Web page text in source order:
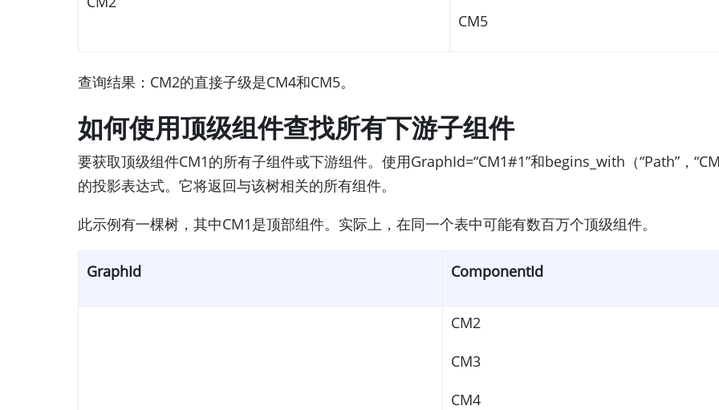
CM5
查询结果：CM2的直接子级是CM4和CM5。
如何使用顶级组件查找所有下游子组件
要获取顶级组件CM1的所有子组件或下游组件。使用GraphId=“CM1#1”和begins_with（“Path”，
的投影表达式。它将返回与该树相关的所有组件。
此示例有一棵树，其中CM1是顶部组件。实际上，在同一个表中可能有数百万个顶级组件。
GraphId ComponentId
CM2
CM3
CM4